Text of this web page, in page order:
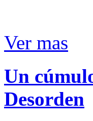
Ver mas
Un
Desorden